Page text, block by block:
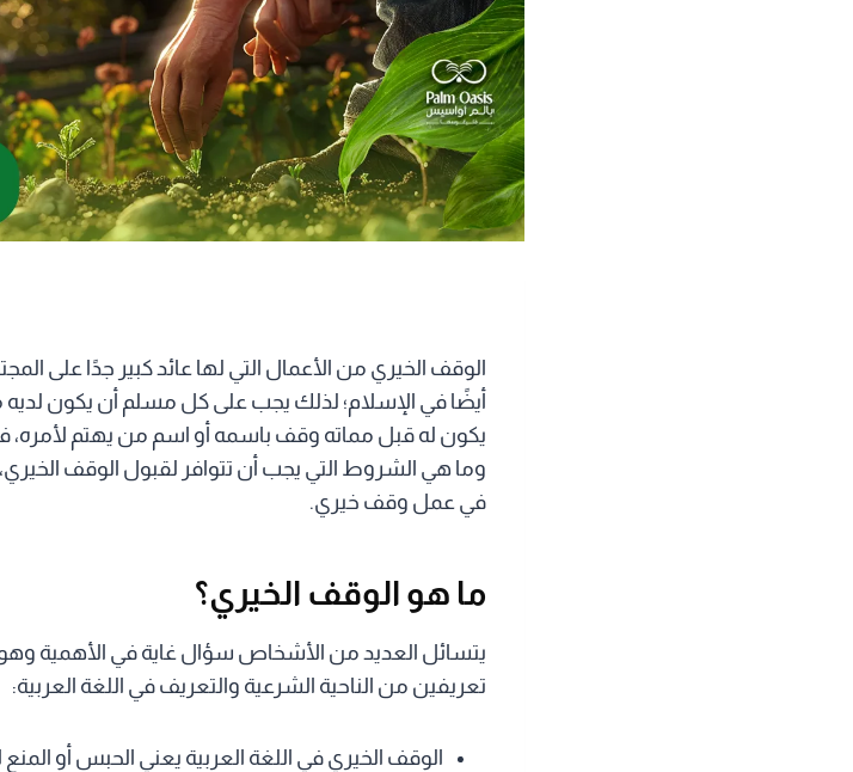
الوقف الخيري من الأعمال التي لها عائد كبير جدًا على
أيضًا في الإسلام؛ لذلك يجب على كل مسلم أن يكون
يكون له قبل مماته وقف باسمه أو اسم من يهتم لأمره،
وما هي الشروط التي يجب أن تتوافر لقبول الوقف
في عمل وقف خيري.
ما هو الوقف الخيري؟
يتسائل العديد من الأشخاص سؤال غاية في الأهمية وهو
تعريفين من الناحية الشرعية والتعريف في اللغة العربية:
الوقف الخيري في اللغة العربية يعني الحبس أو